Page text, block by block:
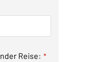
Reise: *